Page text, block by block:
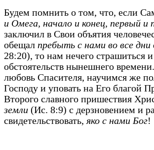
Будем помнить о том, что, если
и Омега, начало и конец, первый и
заключил в Свои объятия
обещал пребыть с нами во все дни
28:20), то нам нечего страшиться
обстоятельств нынешнего
любовь Спасителя, научимся же
Господу и уповать на Его благой
Второго славного пришествия
земли (Ис. 8:9) с дерзновением и
свидетельствовать,яко с нами Бог!